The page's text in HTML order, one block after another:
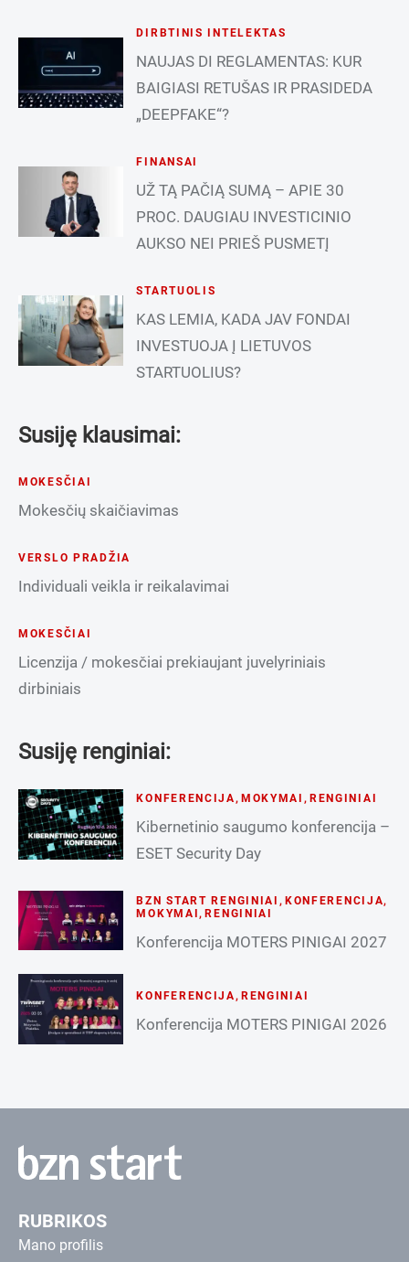
DIRBTINIS INTELEKTAS
NAUJAS DI REGLAMENTAS: KUR
BAIGIASI RETUŠAS IR PRASIDEDA
„DEEPFAKE“?
FINANSAI
UŽ TĄ PAČIĄ SUMĄ – APIE 30
PROC. DAUGIAU INVESTICINIO
AUKSO NEI PRIEŠ PUSMETĮ
STARTUOLIS
KAS LEMIA, KADA JAV FONDAI
INVESTUOJA Į LIETUVOS
STARTUOLIUS?
Susiję klausimai:
MOKESČIAI
Mokesčių skaičiavimas
VERSLO PRADŽIA
Individuali veikla ir reikalavimai
MOKESČIAI
Licenzija / mokesčiai prekiaujant juvelyriniais
dirbiniais
Susiję renginiai:
KONFERENCIJA , MOKYMAI , RENGINIAI
Kibernetinio saugumo konferencija –
ESET Security Day
BZN START RENGINIAI , KONFERENCIJA,
MOKYMAI ,RENGINIAI
Konferencija MOTERS PINIGAI 2027
KONFERENCIJA , RENGINIAI
Konferencija MOTERS PINIGAI 2026
RUBRIKOS
Mano profilis